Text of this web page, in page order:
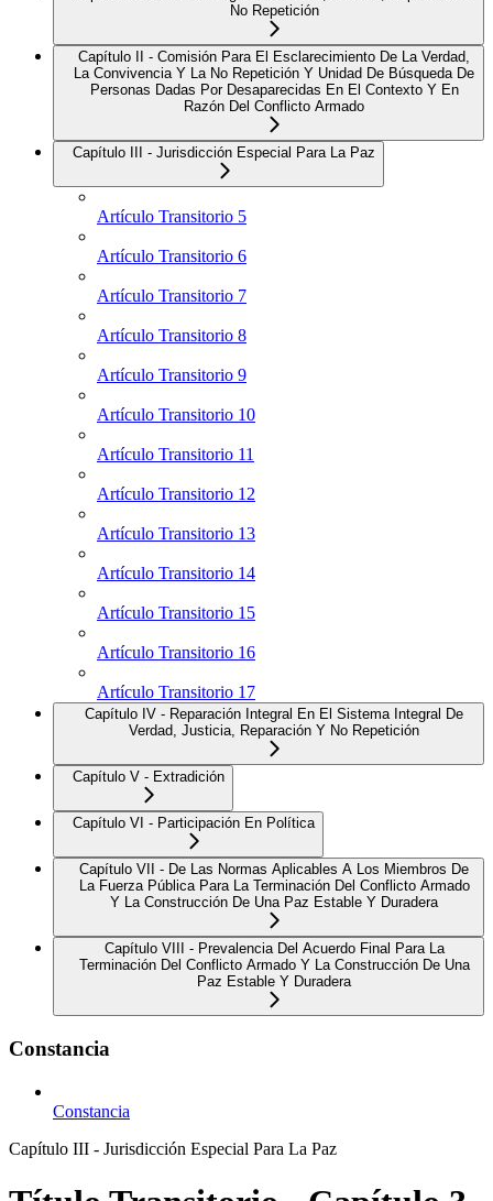
No Repetición
Capítulo II - Comisión Para El Esclarecimiento De La Verdad,
La Convivencia Y La No Repetición Y Unidad De Búsqueda De
Personas Dadas Por Desaparecidas En El Contexto Y En
Razón Del Conflicto Armado
Capítulo III - Jurisdicción Especial Para La Paz
Artículo Transitorio 5
Artículo Transitorio 6
Artículo Transitorio 7
Artículo Transitorio 8
Artículo Transitorio 9
Artículo Transitorio 10
Artículo Transitorio 11
Artículo Transitorio 12
Artículo Transitorio 13
Artículo Transitorio 14
Artículo Transitorio 15
Artículo Transitorio 16
Artículo Transitorio 17
Capítulo IV - Reparación Integral En El Sistema Integral De
Verdad, Justicia, Reparación Y No Repetición
Capítulo V - Extradición
Capítulo VI - Participación En Política
Capítulo VII - De Las Normas Aplicables A Los Miembros De
La Fuerza Pública Para La Terminación Del Conflicto Armado
Y La Construcción De Una Paz Estable Y Duradera
Capítulo VIII - Prevalencia Del Acuerdo Final Para La
Terminación Del Conflicto Armado Y La Construcción De Una
Paz Estable Y Duradera
Constancia
Constancia
Capítulo III - Jurisdicción Especial Para La Paz